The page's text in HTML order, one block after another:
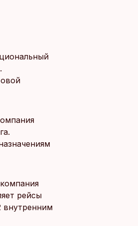
рейсы
внутренним